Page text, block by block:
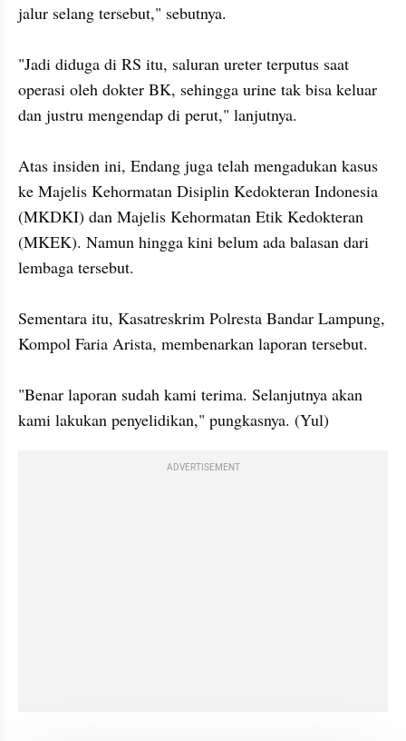
jalur selang tersebut," sebutnya.
"Jadi diduga di RS itu, saluran ureter terputus saat
operasi oleh dokter BK, sehingga urine tak bisa keluar
dan justru mengendap di perut," lanjutnya.
Atas insiden ini, Endang juga telah mengadukan kasus
ke Majelis Kehormatan Disiplin Kedokteran Indonesia
(MKDKI) dan Majelis Kehormatan Etik Kedokteran
(MKEK). Namun hingga kini belum ada balasan dari
lembaga tersebut.
Sementara itu, Kasatreskrim Polresta Bandar Lampung,
Kompol Faria Arista, membenarkan laporan tersebut.
"Benar laporan sudah kami terima. Selanjutnya akan
kami lakukan penyelidikan," pungkasnya. (Yul)
ADVERTISEMENT